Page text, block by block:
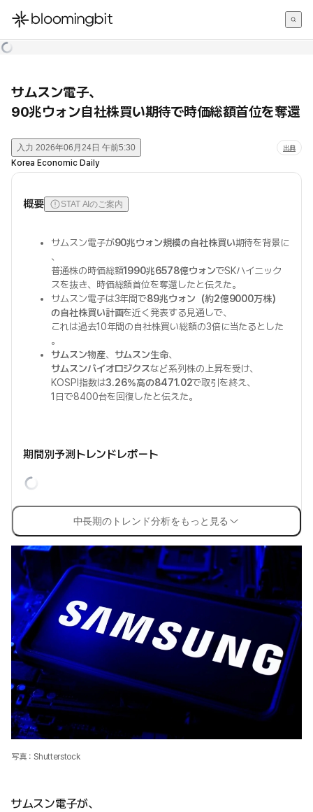
한국어
サムスン電子、
90兆ウォン自社株買い期待で時価総額首位を奪還
入力 2026年06月24日 午前5:30 出典
Korea Economic Daily
概要 STAT AIのご案内
サムスン電子が90兆ウォン規模の自社株買い期待を背景に
、
普通株の時価総額1990兆6578億ウォンでSKハイニック
スを抜き、時価総額首位を奪還したと伝えた。
サムスン電子は3年間で89兆ウォン（約2億9000万株）
の自社株買い計画を近く発表する見通しで、
これは過去10年間の自社株買い総額の3倍に当たるとした
。
サムスン物産、 サムスン生命、
サムスンバイオロジクスなど系列株の上昇を受け、
KOSPI指数は3.26%高の8471.02で取引を終え、
1日で8400台を回復したと伝えた。
期間別予測トレンドレポート
中長期のトレンド分析をもっと見る
写真：Shutterstock
サムスン電子が、